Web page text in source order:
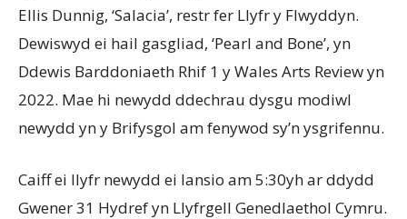
Ellis Dunnig, ‘Salacia’, restr fer Llyfr y Flwyddyn.
Dewiswyd ei hail gasgliad, ‘Pearl and Bone’, yn
Ddewis Barddoniaeth Rhif 1 y Wales Arts Review yn
2022. Mae hi newydd ddechrau dysgu modiwl
newydd yn y Brifysgol am fenywod sy’n ysgrifennu.
Caiff ei llyfr newydd ei lansio am 5:30yh ar ddydd
Gwener 31 Hydref yn Llyfrgell Genedlaethol Cymru.